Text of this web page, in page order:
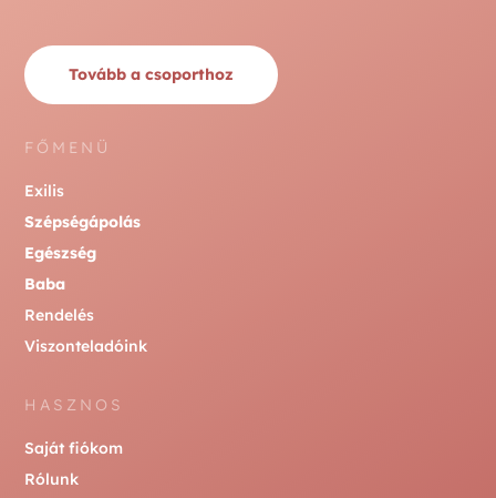
Tovább a csoporthoz
FŐMENÜ
Exilis
Szépségápolás
Egészség
Baba
Rendelés
Viszonteladóink
HASZNOS
Saját fiókom
Rólunk